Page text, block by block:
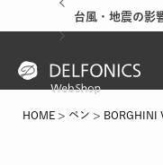
台風・地震の影
HOME ペン BORGHINI